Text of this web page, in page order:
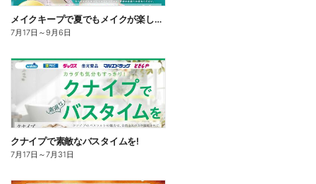
メイクキープで夏でもメイクが楽しくなる!
7月17日 ～9月6日
クナイプで素敵なバスタイムを!
7月17日 ～7月31日